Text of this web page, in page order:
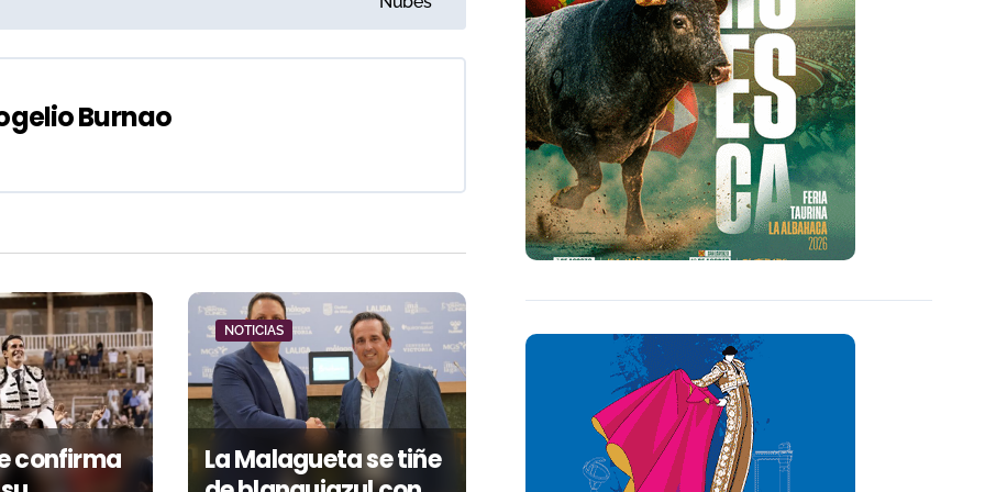
Burnao
confirma
NOTICIAS
La Malagueta se tiñe